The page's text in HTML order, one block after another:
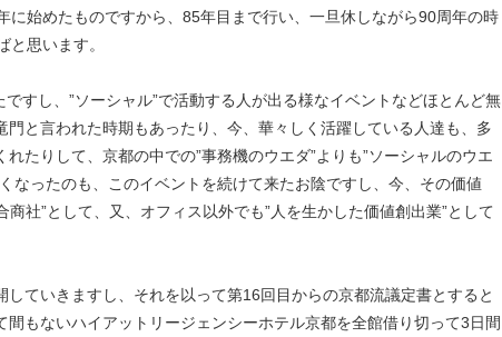
に始めたものですから、85年目まで行い、一旦休しながら90周年の時
思います。
すし、”ソーシャル”で活動する人が出る様なイベントなどほとんど無
と言われた時期もあったり、今、華々しく活躍している人達も、多
たりして、京都の中での”事務機のウエダ”よりも”ソーシャルのウエ
なったのも、このイベントを続けて来たお陰ですし、今、その価値
社”として、又、オフィス以外でも”人を生かした価値創出業”として
ていきますし、それを以って第16回目からの京都流議定書とすると
もないハイアットリージェンシーホテル京都を全館借り切って3日間